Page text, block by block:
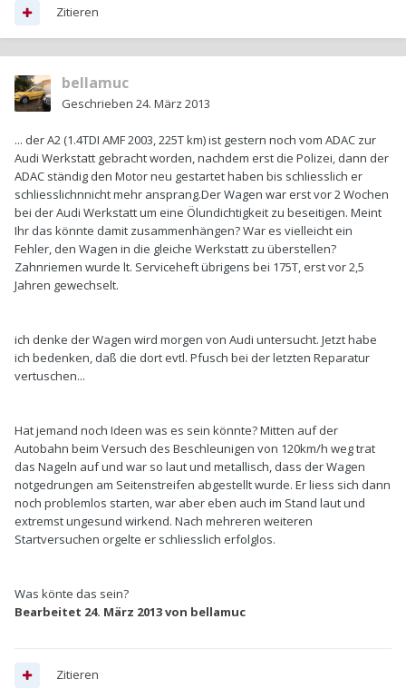
Zitieren
bellamuc
Geschrieben 24. März 2013
... der A2 (1.4TDI AMF 2003, 225T km) ist gestern noch vom ADAC zur
Audi Werkstatt gebracht worden, nachdem erst die Polizei, dann der
ADAC ständig den Motor neu gestartet haben bis schliesslich er
schliesslichnnicht mehr ansprang.Der Wagen war erst vor 2 Wochen
bei der Audi Werkstatt um eine Ölundichtigkeit zu beseitigen. Meint
Ihr das könnte damit zusammenhängen? War es vielleicht ein
Fehler, den Wagen in die gleiche Werkstatt zu überstellen?
Zahnriemen wurde lt. Serviceheft übrigens bei 175T, erst vor 2,5
Jahren gewechselt.
ich denke der Wagen wird morgen von Audi untersucht. Jetzt habe
ich bedenken, daß die dort evtl. Pfusch bei der letzten Reparatur
vertuschen...
Hat jemand noch Ideen was es sein könnte? Mitten auf der
Autobahn beim Versuch des Beschleunigen von 120km/h weg trat
das Nageln auf und war so laut und metallisch, dass der Wagen
notgedrungen am Seitenstreifen abgestellt wurde. Er liess sich dann
noch problemlos starten, war aber eben auch im Stand laut und
extremst ungesund wirkend. Nach mehreren weiteren
Startversuchen orgelte er schliesslich erfolglos.
Was könte das sein?
Bearbeitet 24. März 2013von bellamuc
Zitieren